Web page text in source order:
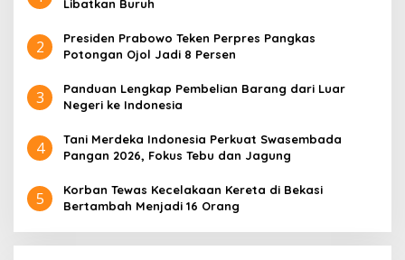
Libatkan Buruh
2
Presiden Prabowo Teken Perpres Pangkas
Potongan Ojol Jadi 8 Persen
3
Panduan Lengkap Pembelian Barang dari Luar
Negeri ke Indonesia
4
Tani Merdeka Indonesia Perkuat Swasembada
Pangan 2026, Fokus Tebu dan Jagung
5
Korban Tewas Kecelakaan Kereta di Bekasi
Bertambah Menjadi 16 Orang